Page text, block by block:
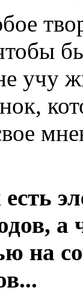
учу
а
на